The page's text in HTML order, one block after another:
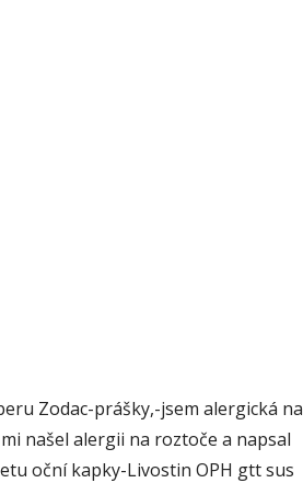
Zodac-prášky,-jsem alergická na
našel alergii na roztoče a napsal
oční kapky-Livostin OPH gtt sus